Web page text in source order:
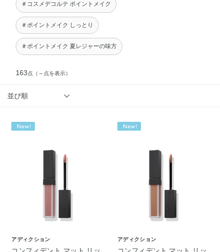
＃コスメデコルテ ポイントメイク
＃ポイントメイク しっとり
＃ポイントメイク 夏レジャーの味方
163点 （～点を表示）
並び順
アディクション アディクション